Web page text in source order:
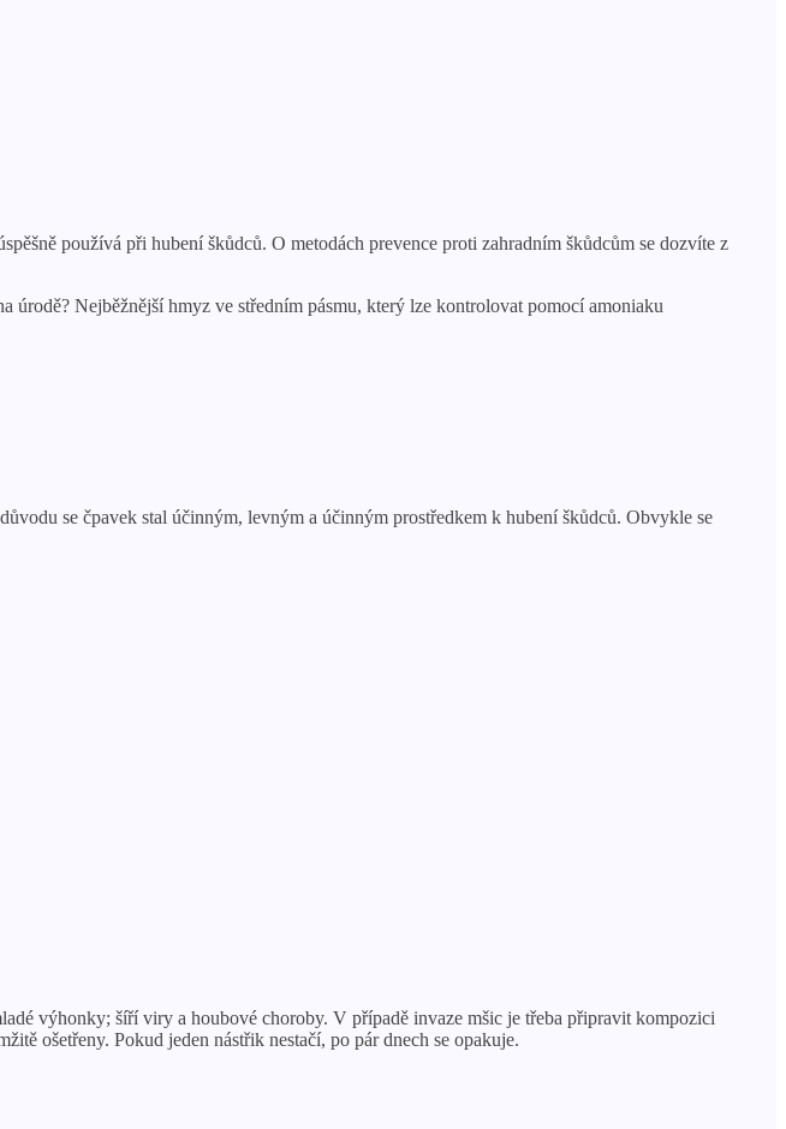
používá při hubení škůdců. O metodách prevence proti zahradním škůdcům se dozvíte z
Nejběžnější hmyz ve středním pásmu, který lze kontrolovat pomocí amoniaku
se čpavek stal účinným, levným a účinným prostředkem k hubení škůdců. Obvykle se
výhonky; šíří viry a houbové choroby. V případě invaze mšic je třeba připravit kompozici
ošetřeny. Pokud jeden nástřik nestačí, po pár dnech se opakuje.